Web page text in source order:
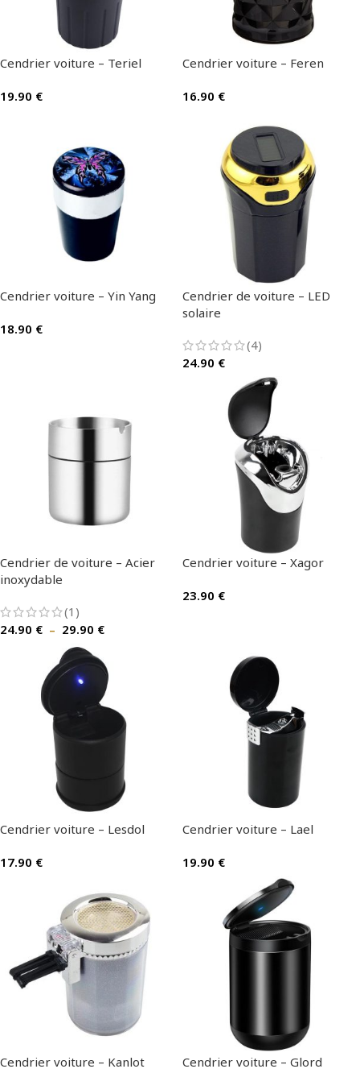
Cendrier voiture – Teriel
19.90 €
Cendrier voiture – Feren
16.90 €
Cendrier voiture – Yin Yang
18.90 €
Cendrier de voiture – LED
solaire
(4)
24.90 €
Cendrier de voiture – Acier
inoxydable
(1)
24.90 € – 29.90 €
Cendrier voiture – Xagor
23.90 €
Cendrier voiture – Lesdol
17.90 €
Cendrier voiture – Lael
19.90 €
Cendrier voiture – Kanlot Cendrier voiture – Glord